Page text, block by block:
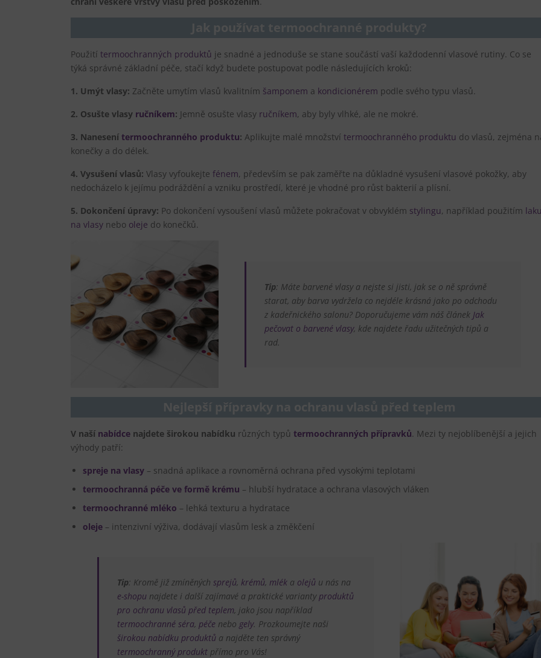
Jak používat termoochranné produkty?
Použití termoochranných produktů je snadné a jednoduše se stane součástí vaší každodenní vlasové rutiny. Co se
týká správné základní péče, stačí když budete postupovat podle následujících kroků:
1. Umýt vlasy: Začněte umytím vlasů kvalitním šamponem a kondicionérem podle svého typu vlasů.
2. Osušte vlasy ručníkem: Jemně osušte vlasy ručníkem, aby byly vlhké, ale ne mokré.
3. Nanesení termoochranného produktu: Aplikujte malé množství termoochranného produktu do vlasů, zejména
konečky a do délek.
4. Vysušení vlasů: Vlasy vyfoukejte fénem, především se pak zaměřte na důkladné vysušení vlasové pokožky, aby
nedocházelo k jejímu podráždění a vzniku prostředí, které je vhodné pro růst bakterií a plísní.
5. Dokončení úpravy: Po dokončení vysoušení vlasů můžete pokračovat v obvyklém stylingu, například použitím
na vlasy nebo oleje do konečků.
Tip: Máte barvené vlasy a nejste si jisti, jak se o ně správně
starat, aby barva vydržela co nejdéle krásná jako po odchodu
z kadeřnického salonu? Doporučujeme vám náš článek Jak
pečovat o barvené vlasy, kde najdete řadu užitečných tipů a
rad.
Nejlepší přípravky na ochranu vlasů před teplem
V naší nabídce najdete širokou nabídku různých typů termoochranných přípravků. Mezi ty nejoblíbenější a jejich
výhody patří:
spreje na vlasy – snadná aplikace a rovnoměrná ochrana před vysokými teplotami
termoochranná péče ve formě krému – hlubší hydratace a ochrana vlasových vláken
termoochranné mléko – lehká texturu a hydratace
oleje – intenzivní výživa, dodávají vlasům lesk a změkčení
Tip: Kromě již zmíněných sprejů, krémů, mléka olejůu nás na
e-shopunajdete i další zajímavé a praktické variantyproduktů
pro ochranu vlasů před teplem, jako jsou například
termoochranné séra, péčenebo gely. Prozkoumejte naši
širokou nabídku produktůa najděte ten správný
termoochranný produktpřímo pro Vás!